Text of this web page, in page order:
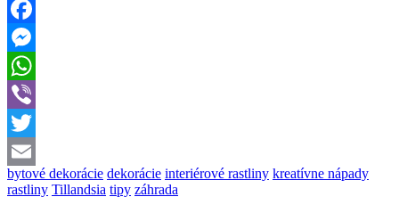
Facebook
Messenger
WhatsApp
Viber
Twitter
Email
bytové dekorácie dekorácie interiérové rastliny kreatívne nápady
rastliny Tillandsia tipy záhrada